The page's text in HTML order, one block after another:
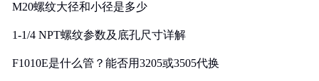
M20螺纹大径和小径是多少
1-1/4 NPT螺纹参数及底孔尺寸详解
F1010E是什么管？能否用3205或3505代换